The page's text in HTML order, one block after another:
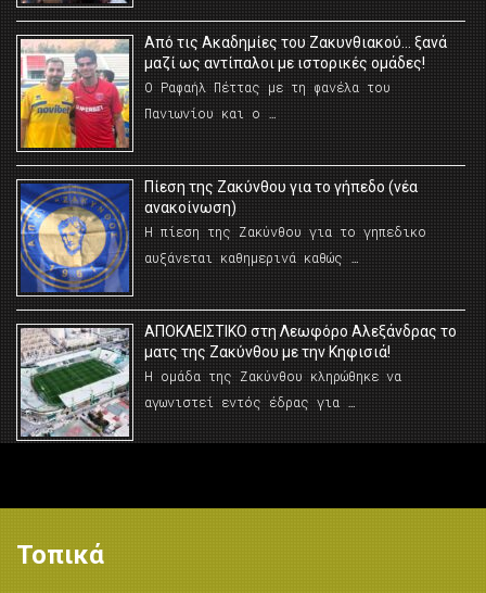
Από τις Ακαδημίες του Ζακυνθιακού… ξανά
μαζί ως αντίπαλοι με ιστορικές ομάδες!
Ο Ραφαήλ Πέττας με τη φανέλα του
Πανιωνίου και ο …
Πίεση της Ζακύνθου για το γήπεδο (νέα
ανακοίνωση)
Η πίεση της Ζακύνθου για το γηπεδικο
αυξάνεται καθημερινά καθώς …
AΠΟΚΛΕΙΣΤΙΚΟ στη Λεωφόρο Αλεξάνδρας το
ματς της Ζακύνθου με την Κηφισιά!
Η ομάδα της Ζακύνθου κληρώθηκε να
αγωνιστεί εντός έδρας για …
Τοπικά